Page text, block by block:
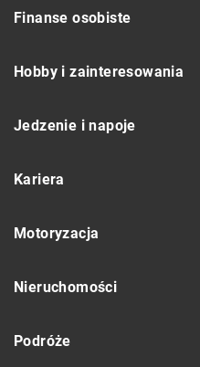
Finanse osobiste
Hobby i zainteresowania
Jedzenie i napoje
Kariera
Motoryzacja
Nieruchomości
Podróże